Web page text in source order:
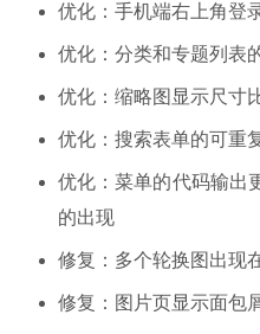
优化：手机端右上角登
优化：分类和专题列表
优化：缩略图显示尺寸
优化：搜索表单的可重
优化：菜单的代码输出
的出现
修复：多个轮换图出现
修复：图片页显示面包